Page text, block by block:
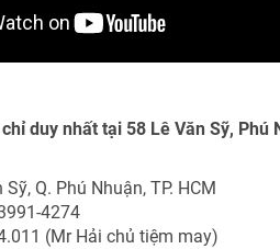
duy nhất tại 58 Lê Văn Sỹ, Phú
Q. Phú Nhuận, TP. HCM
4274
(Mr Hải chủ tiệm may)